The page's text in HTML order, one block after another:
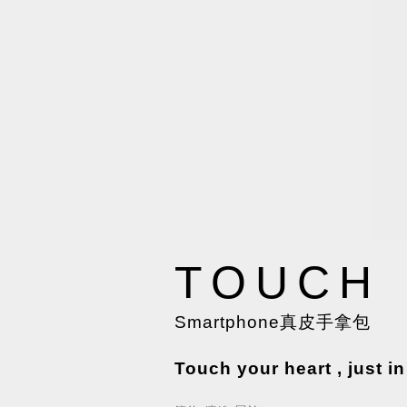
TOUCH
Smartphone真皮手拿包
Touch your heart , just